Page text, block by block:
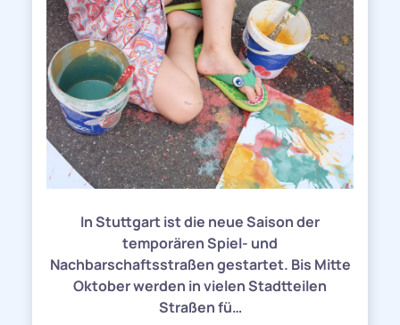
In Stuttgart ist die neue Saison der
temporären Spiel- und
Nachbarschaftsstraßen gestartet. Bis Mitte
Oktober werden in vielen Stadtteilen
Straßen fü…